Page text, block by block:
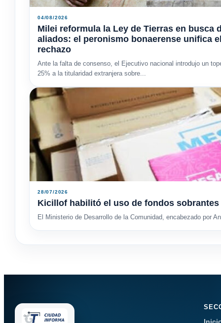
04/08/2026
Milei reformula la Ley de Tierras en busca
aliados: el peronismo bonaerense unifica
rechazo
Ante la falta de consenso, el Ejecutivo nacional introdujo un
25% a la titularidad extranjera sobre...
28/07/2026
Kicillof habilitó el uso de fondos
El Ministerio de Desarrollo de la Comunidad, encabezado por